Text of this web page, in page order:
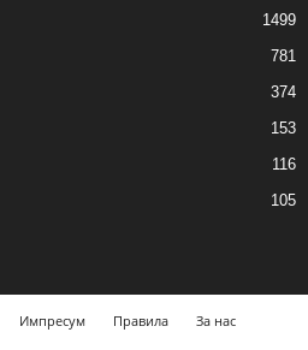
1499
781
374
153
116
105
Импресум Правила
За нас